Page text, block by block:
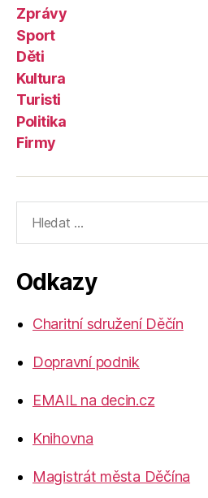
Zprávy
Sport
Děti
Kultura
Turisti
Politika
Firmy
vyhledávání:
Odkazy
Charitní sdružení Děčín
Dopravní podnik
EMAIL na decin.cz
Knihovna
Magistrát města Děčína